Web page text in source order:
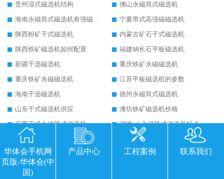
贵州湿式磁选机结构
佛山永磁筒式磁选机
海南永磁筒式磁选机有强磁的吗
宁夏带式高强磁磁选机
陕西粉矿干式磁选机
内蒙古矿石干式磁选机
陕西铁矿磁选机如何配置
福建钠长石平板磁选机
新疆干选磁选机
重庆铁矿永磁磁选机
重庆铁矿永磁磁选机
江苏平板磁选机的参数
海南干选磁选机
德州永磁筒式磁选机
山东干式磁选机供应
潍坊铁矿磁选机价格
广西干式永磁筒式磁选机
湖南ctb永磁筒式磁选机特点
吉林干选磁选机
辽宁干选磁选机
新疆干式永磁磁选机
四川铁矿磁选机如何配置
新疆干式磁选机
华体会手机网
页版-华体会(中
国)
产品中心 工程案例 联系我们